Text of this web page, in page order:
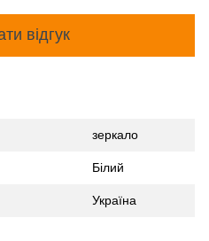
відгук
зеркало
Білий
Україна